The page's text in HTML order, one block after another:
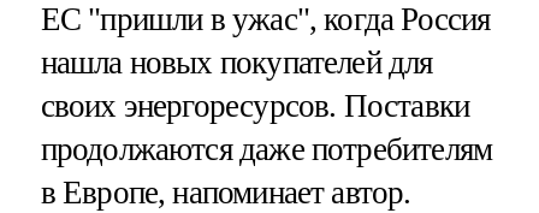
ЕС "пришли в ужас", когда Россия
нашла новых покупателей для
своих энергоресурсов. Поставки
продолжаются даже потребителям
в Европе, напоминает автор.